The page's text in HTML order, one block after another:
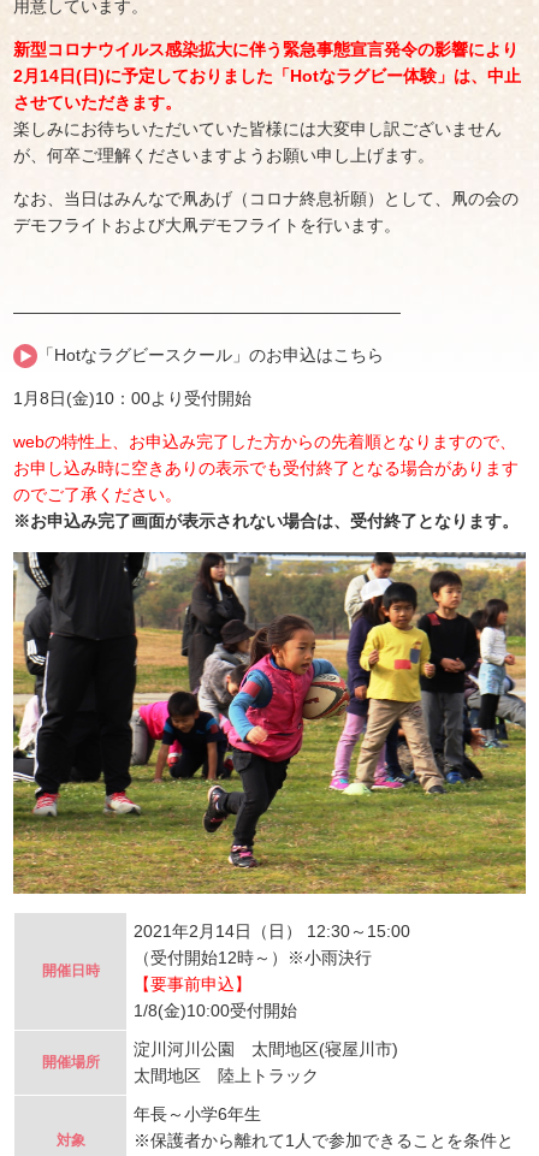
用意しています。
新型コロナウイルス感染拡大に伴う緊急事態宣言発令の影響により
2月14日(日)に予定しておりました「Hotなラグビー体験」は、中止
させていただきます。
楽しみにお待ちいただいていた皆様には大変申し訳ございません
が、何卒ご理解くださいますようお願い申し上げます。
なお、当日はみんなで凧あげ（コロナ終息祈願）として、凧の会の
デモフライトおよび大凧デモフライトを行います。
———————————————————————
「Hotなラグビースクール」のお申込はこちら
1月8日(金)10：00より受付開始
webの特性上、お申込み完了した方からの先着順となりますので、
お申し込み時に空きありの表示でも受付終了となる場合があります
のでご了承ください。
※お申込み完了画面が表示されない場合は、受付終了となります。
開催日時
2021年2月14日（日） 12:30～15:00
（受付開始12時～）※小雨決行
【要事前申込】
1/8(金)10:00受付開始
開催場所
淀川河川公園 太間地区(寝屋川市)
太間地区 陸上トラック
対象
年長～小学6年生
※保護者から離れて1人で参加できることを条件と